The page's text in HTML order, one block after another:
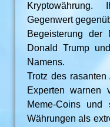
Gegenwert
Begeisterung der
Donald Trump
Namens.
Trotz des
Experten warnen
Meme-Coins und
Währungen als